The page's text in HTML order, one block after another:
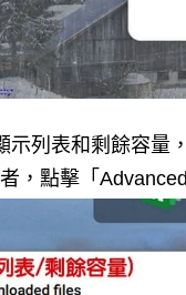
示列表和剩餘容量
，點擊「